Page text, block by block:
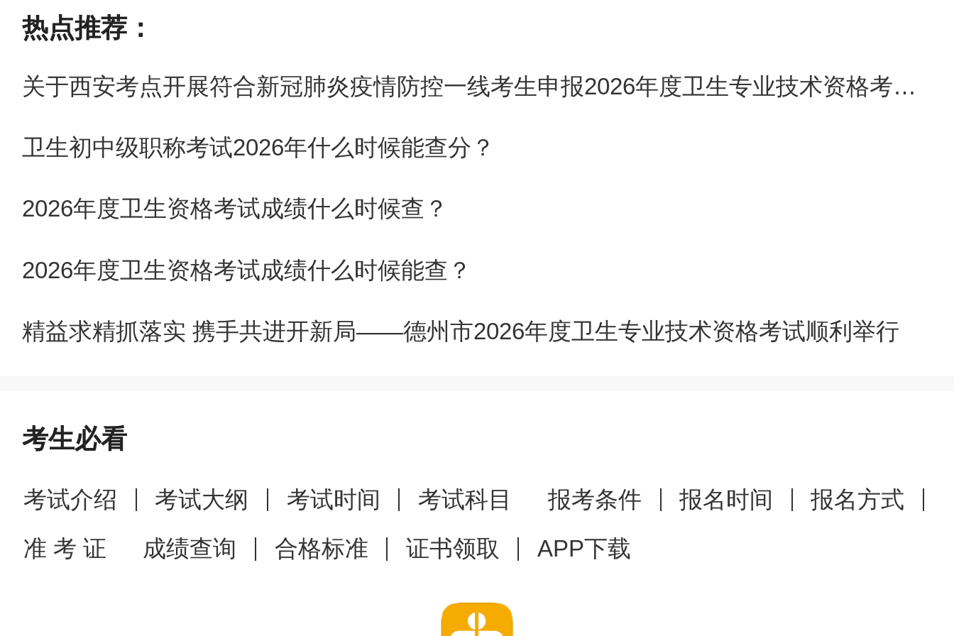
信号只能绑定一名考生信息
（6）报名信息提交后如发现填写错误，可以撤回信息提交后进行修改，修改后须重新提交
认。
（7）天津、上海、新疆兵团考区采用线上确认方式
2.注意事项：
间内携带报名申请表和相关证明材料进行现场确认。经现场确认后，考生无法再对报名信息
进行修改。
逾期未进行现场确认的，视为主动放弃本次考试。
（仅限天津、上海、新疆兵团）：提交报名信息后请考生密
热点推荐：
关于西安考点开展符合新冠肺炎疫情防控一线考生申报2026年度卫生专业技术资格考试省级证书工作的通知
卫生初中级职称考试2026年什么时候能查分？
2026年度卫生资格考试成绩什么时候查？
2026年度卫生资格考试成绩什么时候能查？
精益求精抓落实 携手共进开新局——德州市2026年度卫生专业技术资格考试顺利举行
考生必看
考试介绍 考试大纲 考试时间 考试科目 报考条件 报名时间
报名方式
准 考 证
成绩查询 合格标准 证书领取 APP下载